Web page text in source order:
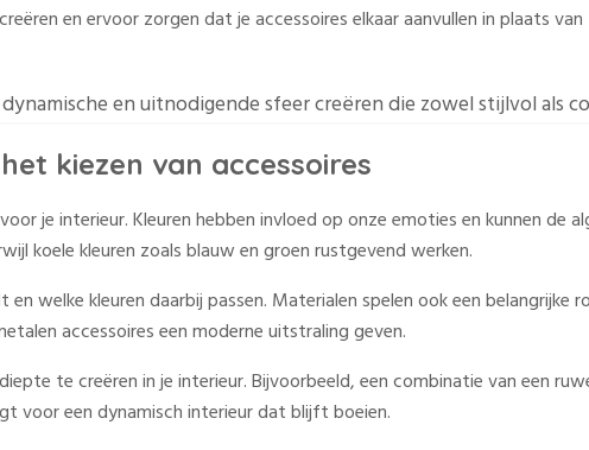
en ervoor zorgen dat je accessoires elkaar aanvullen in plaats
en uitnodigende sfeer creëren die zowel stijlvol als
kiezen van accessoires
je interieur. Kleuren hebben invloed op onze emoties en kunnen de
koele kleuren zoals blauw en groen rustgevend werken.
welke kleuren daarbij passen. Materialen spelen ook een belangrijke
accessoires een moderne uitstraling geven.
te creëren in je interieur. Bijvoorbeeld, een combinatie van een
voor een dynamisch interieur dat blijft boeien.